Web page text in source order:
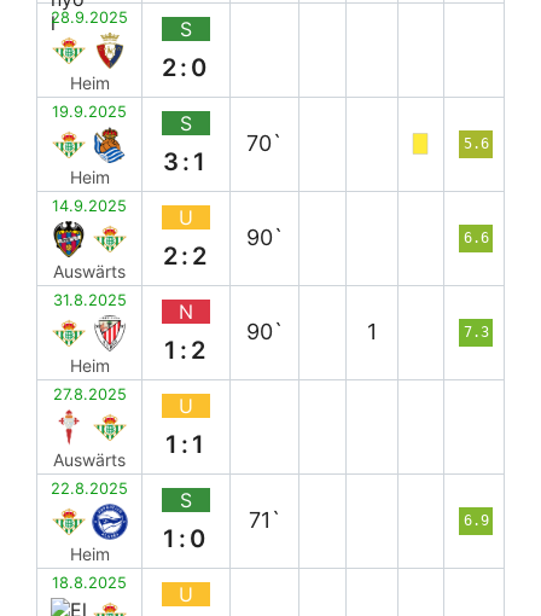
28.9.2025
Heim
S
2:0
19.9.2025
Heim
S
3:1
70` 5.6
14.9.2025
Auswärts
U
2:2
90` 6.6
31.8.2025
Heim
N
1:2
90` 1 7.3
27.8.2025
Auswärts
U
1:1
22.8.2025
Heim
S
1:0
71` 6.9
18.8.2025 U